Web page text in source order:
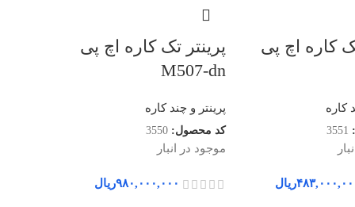
کاره اچ پی
کاره
3551
ریال
پرینتر تک کاره اچ پی
M507-dn
پرینتر و چند کاره
کد محصول: 3550
موجود در انبار
۹۸۰,۰۰۰,۰۰۰ریال